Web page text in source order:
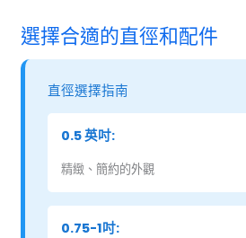
選擇合適的直徑和配件
直徑選擇指南
0.5 英吋:
精緻、簡約的外觀
0.75-1吋: